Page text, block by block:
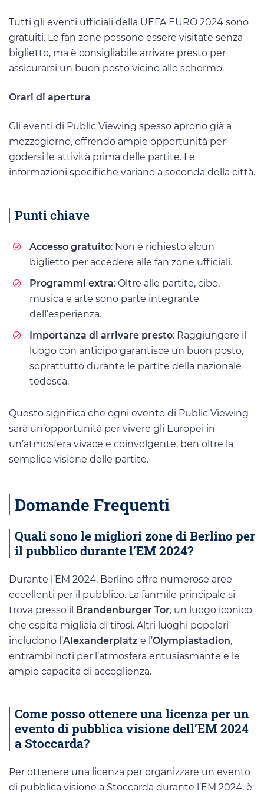
Tutti gli eventi ufficiali della UEFA EURO 2024 sono
gratuiti. Le fan zone possono essere visitate senza
biglietto, ma è consigliabile arrivare presto per
assicurarsi un buon posto vicino allo schermo.
Orari di apertura
Gli eventi di Public Viewing spesso aprono già a
mezzogiorno, offrendo ampie opportunità per
godersi le attività prima delle partite. Le
informazioni specifiche variano a seconda della città.
Punti chiave
Accesso gratuito: Non è richiesto alcun
biglietto per accedere alle fan zone ufficiali.
Programmi extra: Oltre alle partite, cibo,
musica e arte sono parte integrante
dell’esperienza.
Importanza di arrivare presto: Raggiungere il
luogo con anticipo garantisce un buon posto,
soprattutto durante le partite della nazionale
tedesca.
Questo significa che ogni evento di Public Viewing
sarà un’opportunità per vivere gli Europei in
un’atmosfera vivace e coinvolgente, ben oltre la
semplice visione delle partite.
Domande Frequenti
Quali sono le migliori zone di Berlino per
il pubblico durante l’EM 2024?
Durante l’EM 2024, Berlino offre numerose aree
eccellenti per il pubblico. La fanmile principale si
trova presso il Brandenburger Tor, un luogo iconico
che ospita migliaia di tifosi. Altri luoghi popolari
includono l’Alexanderplatz e l’Olympiastadion,
entrambi noti per l’atmosfera entusiasmante e le
ampie capacità di accoglienza.
Come posso ottenere una licenza per un
evento di pubblica visione dell’EM 2024
a Stoccarda?
Per ottenere una licenza per organizzare un evento
di pubblica visione a Stoccarda durante l’EM 2024, è